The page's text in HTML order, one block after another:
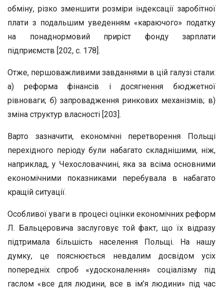
обміну, різко зменшити розміри індексації заробітної
плати з подальшим уведенням «караючого» податку
на понаднормовий приріст фонду зарплати
підприємств [202, с. 178].
Отже, першоважливими завданнями в цій галузі стали:
а) реформа фінансів і досягнення бюджетної
рівноваги; б) запровадження ринкових механізмів; в)
зміна структур власності [203].
Варто зазначити, економічні перетворення Польщі
перехідного періоду були набагато складнішими, ніж,
наприклад, у Чехословаччині, яка за всіма основними
економічними показниками перебувала в набагато
кращій ситуації.
Особливої уваги в процесі оцінки економічних реформ
Л. Бальцеровича заслуговує той факт, що їх відразу
підтримала більшість населення Польщі. На нашу
думку, це пояснюється невдалим досвідом усіх
попередніх спроб «удосконалення» соціалізму під
гаслом «все для людини, все в ім’я людини» під час